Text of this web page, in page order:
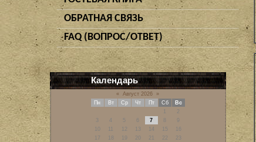
ОБРАТНАЯ СВЯЗЬ
FAQ (ВОПРОС/ОТВЕТ)
Календарь
« Август 2026
»
Пн
Вт Ср Чт Пт Сб
Вс
2
3
4 5 6 7 8
9
10
12 13 14 15
16
17
18 19 20 21 22
23